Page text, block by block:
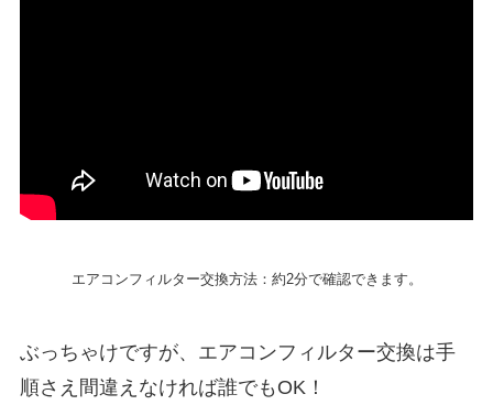
エアコンフィルター交換方法：約2分で確認できます。
ぶっちゃけですが、エアコンフィルター交換は手
順さえ間違えなければ誰でもOK！